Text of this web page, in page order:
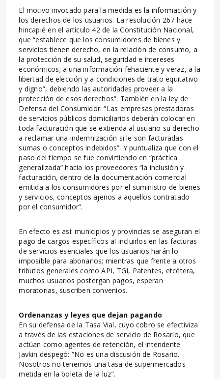
El motivo invocado para la medida es la información y
los derechos de los usuarios. La resolución 267 hace
hincapié en el artículo 42 de la Constitución Nacional,
que “establece que los consumidores de bienes y
servicios tienen derecho, en la relación de consumo, a
la protección de su salud, seguridad e intereses
económicos; a una información fehaciente y veraz, a la
libertad de elección y a condiciones de trato equitativo
y digno”, debiendo las autoridades proveer a la
protección de esos derechos”. También en la ley de
Defensa del Consumidor: “Las empresas prestadoras
de servicios públicos domiciliarios deberán colocar en
toda facturación que se extienda al usuario su derecho
a reclamar una indemnización si le son facturadas
sumas o conceptos indebidos”. Y puntualiza que con el
paso del tiempo se fue convirtiendo en “práctica
generalizada” hacia los proveedores “la inclusión y
facturación, dentro de la documentación comercial
emitida a los consumidores por el suministro de bienes
y servicios, conceptos ajenos a aquellos contratado
por el consumidor”.
En efecto es así: municipios y provincias se aseguran el
pago de cargos específicos al incluirlos en las facturas
de servicios esenciales que los usuarios harán lo
imposible para abonarlos; mientras que frente a otros
tributos generales como API, TGI, Patentes, etcétera,
muchos usuarios postergan pagos, esperan
moratorias, suscriben convenios.
Ordenanzas y leyes que dejan pagando
En su defensa de la Tasa Vial, cuyo cobro se efectiviza
a través de las estaciones de servicio de Rosario, que
actúan como agentes de retención, el intendente
Javkin despegó: “No es una discusión de Rosario.
Nosotros no tenemos una tasa de supermercados
metida en la boleta de la luz”.